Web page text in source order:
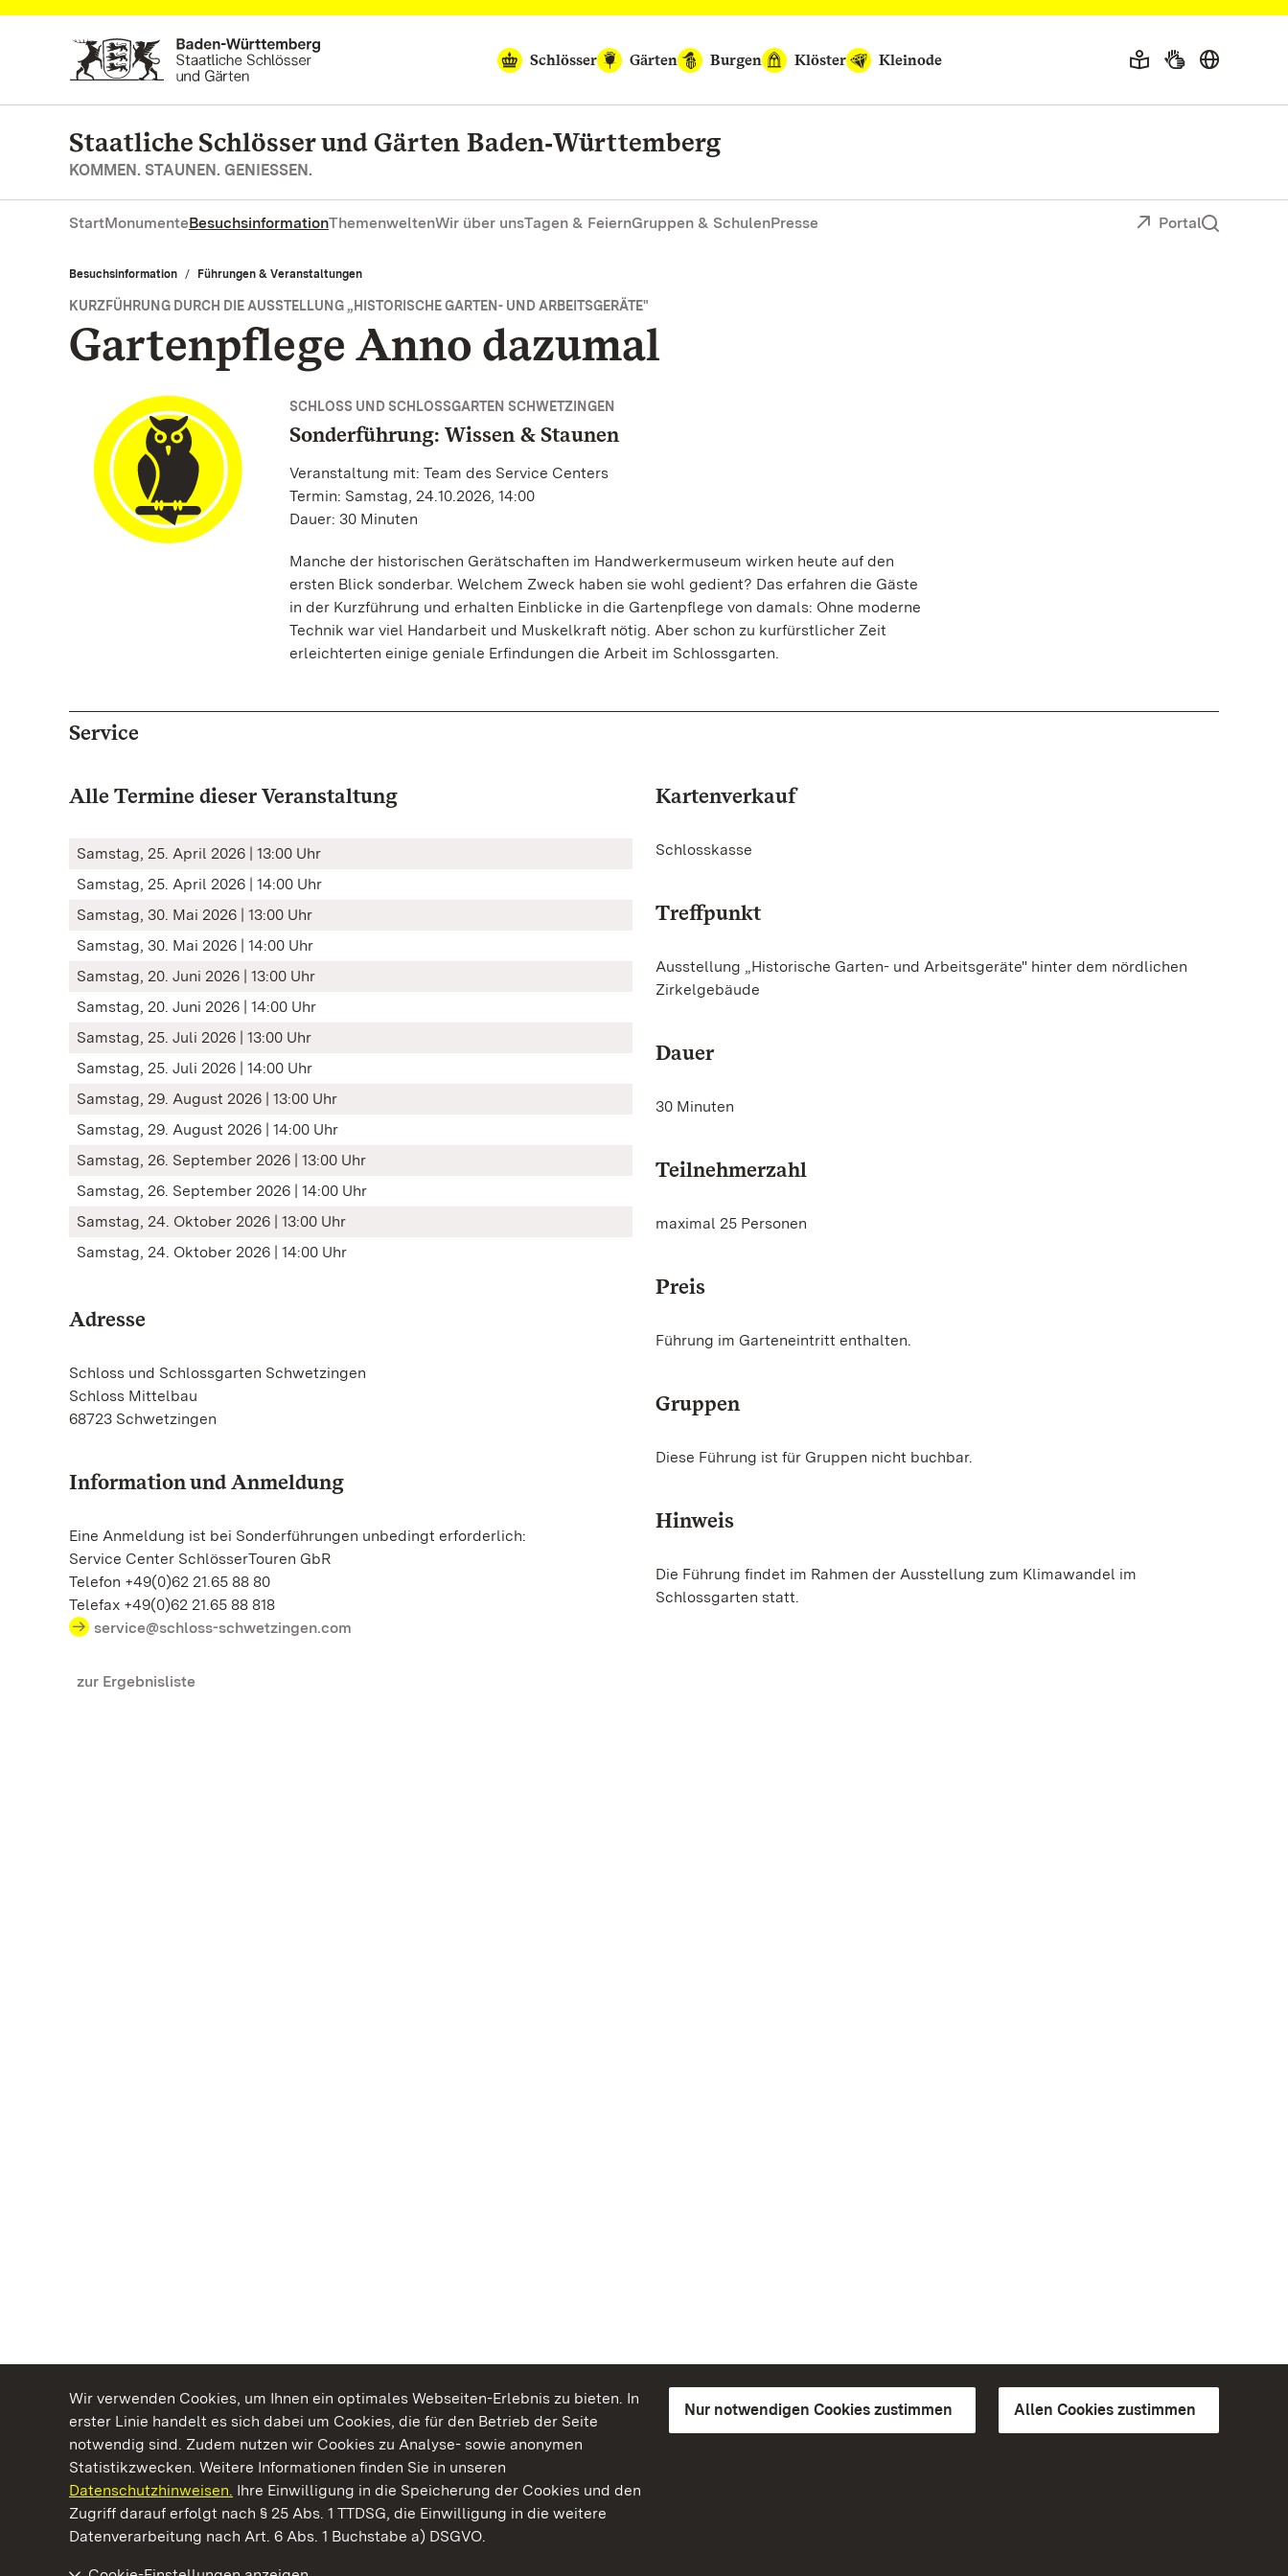
Wir verwenden Cookies, um Ihnen ein optimales Webseiten-Erlebnis zu bieten. In
erster Linie handelt es sich dabei um Cookies, die für den Betrieb der Seite
notwendig sind. Zudem nutzen wir Cookies zu Analyse- sowie anonymen
Statistikzwecken. Weitere Informationen finden Sie in unseren
Datenschutzhinweisen. Ihre Einwilligung in die Speicherung der Cookies und den
Zugriff darauf erfolgt nach § 25 Abs. 1 TTDSG, die Einwilligung in die weitere
Datenverarbeitung nach Art. 6 Abs. 1 Buchstabe a) DSGVO.
Nur notwendigen Cookies zustimmen Allen Cookies zustimmen
Zum Hauptinhalt springen
Schlösser
Gärten Burgen Klöster Kleinode
Staatliche Schlösser und Gärten Baden‑Württemberg
KOMMEN. STAUNEN. GENIESSEN.
StartMonumenteBesuchsinformationThemenweltenWir über unsTagen & FeiernGruppen & SchulenPresse Portal
Besuchsinformation Führungen & Veranstaltungen
KURZFÜHRUNG DURCH DIE AUSSTELLUNG „HISTORISCHE GARTEN- UND ARBEITSGERÄTE"
Gartenpflege Anno dazumal
SCHLOSS UND SCHLOSSGARTEN SCHWETZINGEN
Sonderführung: Wissen & Staunen
Veranstaltung mit: Team des Service Centers
Termin: Samstag, 24.10.2026, 14:00
Dauer: 30 Minuten
Manche der historischen Gerätschaften im Handwerkermuseum wirken heute auf den
ersten Blick sonderbar. Welchem Zweck haben sie wohl gedient? Das erfahren die Gäste
in der Kurzführung und erhalten Einblicke in die Gartenpflege von damals: Ohne moderne
Technik war viel Handarbeit und Muskelkraft nötig. Aber schon zu kurfürstlicher Zeit
erleichterten einige geniale Erfindungen die Arbeit im Schlossgarten.
Service
Alle Termine dieser Veranstaltung
Samstag, 25. April 2026 | 13:00 Uhr
Samstag, 25. April 2026 | 14:00 Uhr
Samstag, 30. Mai 2026 | 13:00 Uhr
Samstag, 30. Mai 2026 | 14:00 Uhr
Samstag, 20. Juni 2026 | 13:00 Uhr
Samstag, 20. Juni 2026 | 14:00 Uhr
Samstag, 25. Juli 2026 | 13:00 Uhr
Samstag, 25. Juli 2026 | 14:00 Uhr
Samstag, 29. August 2026 | 13:00 Uhr
Samstag, 29. August 2026 | 14:00 Uhr
Samstag, 26. September 2026 | 13:00 Uhr
Samstag, 26. September 2026 | 14:00 Uhr
Samstag, 24. Oktober 2026 | 13:00 Uhr
Samstag, 24. Oktober 2026 | 14:00 Uhr
Adresse
Schloss und Schlossgarten Schwetzingen
Schloss Mittelbau
68723 Schwetzingen
Information und Anmeldung
Eine Anmeldung ist bei Sonderführungen unbedingt erforderlich:
Service Center SchlösserTouren GbR
Telefon +49(0)62 21.65 88 80
Telefax +49(0)62 21.65 88 818
service@schloss-schwetzingen.com
Kartenverkauf
Schlosskasse
Treffpunkt
Ausstellung „Historische Garten- und Arbeitsgeräte" hinter dem nördlichen
Zirkelgebäude
Dauer
30 Minuten
Teilnehmerzahl
maximal 25 Personen
Preis
Führung im Garteneintritt enthalten.
Gruppen
Diese Führung ist für Gruppen nicht buchbar.
Hinweis
Die Führung findet im Rahmen der Ausstellung zum Klimawandel im
Schlossgarten statt.
zur Ergebnisliste
Kommen. Staunen. Genießen.